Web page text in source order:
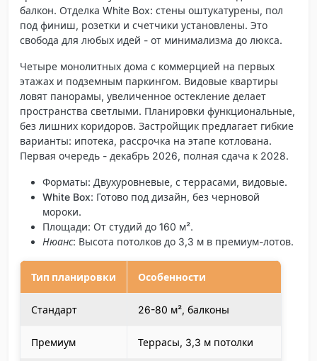
балкон. Отделка White Box: стены оштукатурены, пол
под финиш, розетки и счетчики установлены. Это
свобода для любых идей - от минимализма до люкса.
Четыре монолитных дома с коммерцией на первых
этажах и подземным паркингом. Видовые квартиры
ловят панорамы, увеличенное остекление делает
пространства светлыми. Планировки функциональные,
без лишних коридоров. Застройщик предлагает гибкие
варианты: ипотека, рассрочка на этапе котлована.
Первая очередь - декабрь 2026, полная сдача к 2028.
Форматы: Двухуровневые, с террасами, видовые.
White Box: Готово под дизайн, без черновой
мороки.
Площади: От студий до 160 м².
Нюанс: Высота потолков до 3,3 м в премиум-лотов.
Тип планировки Особенности
Стандарт 26-80 м², балконы
Премиум Террасы, 3,3 м потолки